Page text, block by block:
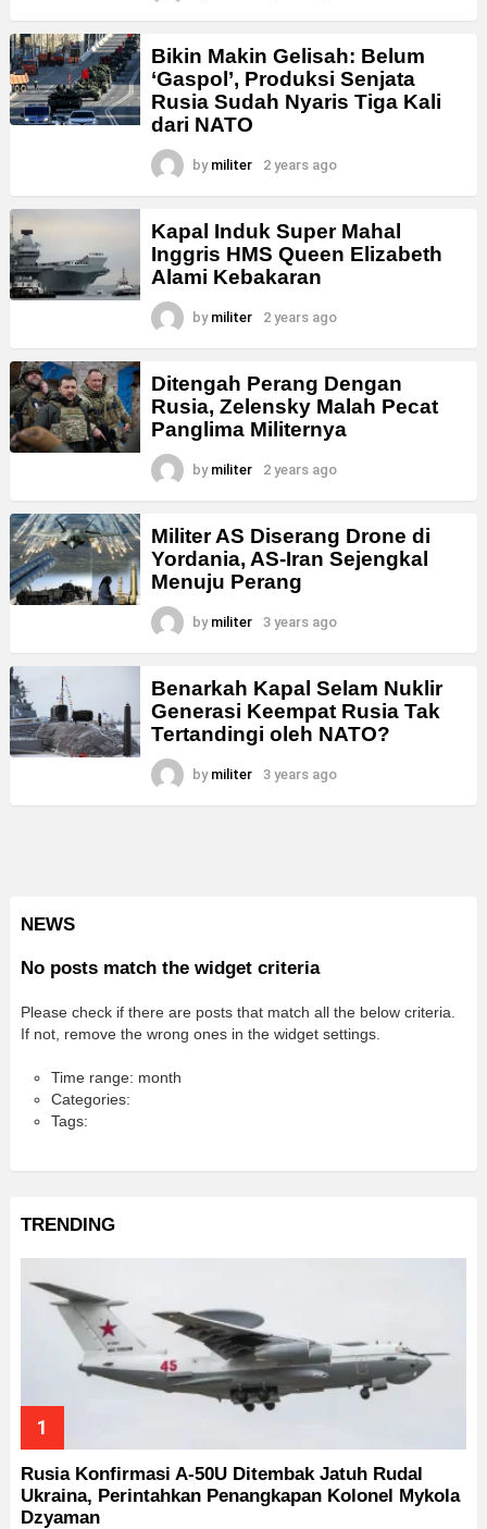
Bikin Makin Gelisah: Belum
‘Gaspol’, Produksi Senjata
Rusia Sudah Nyaris Tiga Kali
dari NATO
by militer 2 years ago
Kapal Induk Super Mahal
Inggris HMS Queen Elizabeth
Alami Kebakaran
by militer 2 years ago
Ditengah Perang Dengan
Rusia, Zelensky Malah Pecat
Panglima Militernya
by militer 2 years ago
Militer AS Diserang Drone di
Yordania, AS-Iran Sejengkal
Menuju Perang
by militer 3 years ago
Benarkah Kapal Selam Nuklir
Generasi Keempat Rusia Tak
Tertandingi oleh NATO?
by militer 3 years ago
NEWS
No posts match the widget criteria
Please check if there are posts that match all the below criteria.
If not, remove the wrong ones in the widget settings.
Time range: month
Categories:
Tags:
TRENDING
Rusia Konfirmasi A-50U Ditembak Jatuh Rudal
Ukraina, Perintahkan Penangkapan Kolonel Mykola
Dzyaman